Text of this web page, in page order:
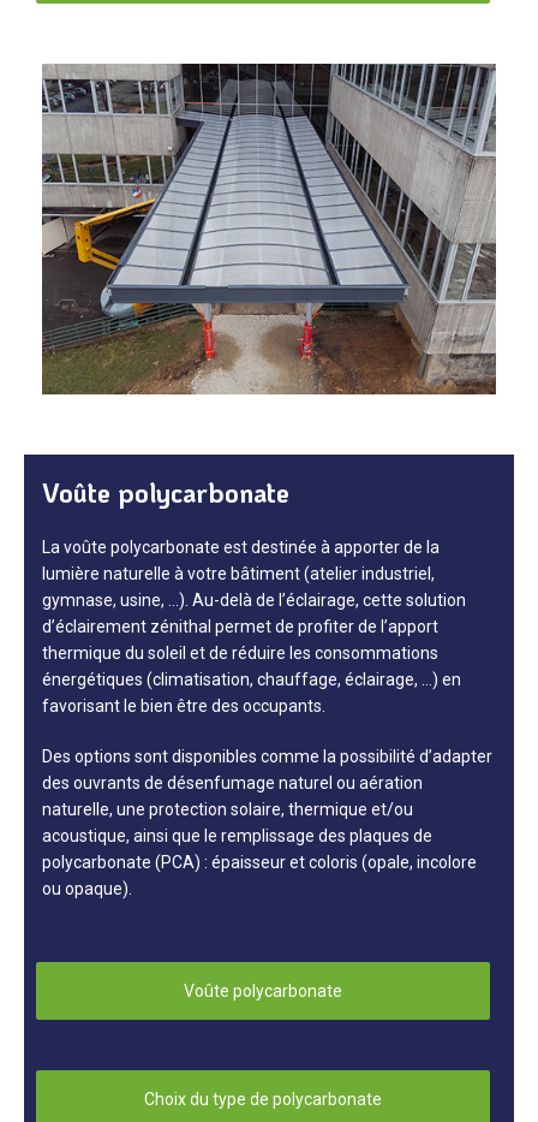
Voûte polycarbonate
La voûte polycarbonate est destinée à apporter de la
lumière naturelle à votre bâtiment (atelier industriel,
gymnase, usine, …). Au-delà de l’éclairage, cette solution
d’éclairement zénithal permet de profiter de l’apport
thermique du soleil et de réduire les consommations
énergétiques (climatisation, chauffage, éclairage, …) en
favorisant le bien être des occupants.
Des options sont disponibles comme la possibilité d’adapter
des ouvrants de désenfumage naturel ou aération
naturelle, une protection solaire, thermique et/ou
acoustique, ainsi que le remplissage des plaques de
polycarbonate (PCA) : épaisseur et coloris (opale, incolore
ou opaque).
Voûte polycarbonate
Choix du type de polycarbonate